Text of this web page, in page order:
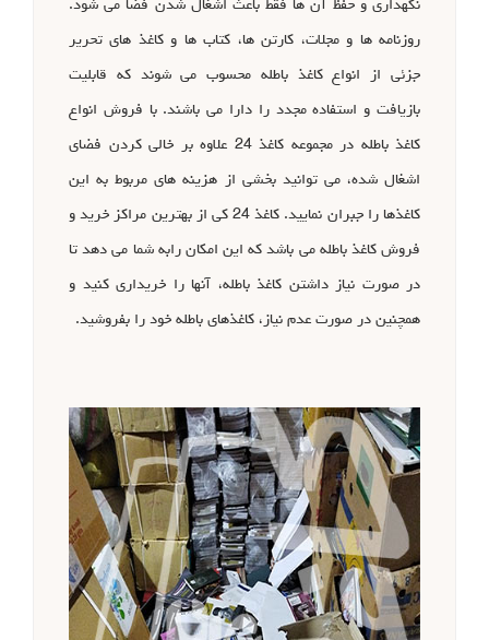
نگهداری و حفظ آن ها فقط باعث اشغال شدن فضا می شود.
روزنامه ها و مجلات، کارتن ها، کتاب ها و کاغذ های تحریر
جزئی از انواع کاغذ باطله محسوب می شوند که قابلیت
بازیافت و استفاده مجدد را دارا می باشند. با فروش انواع
کاغذ باطله در مجموعه کاغذ 24 علاوه بر خالی کردن فضای
اشغال شده، می توانید بخشی از هزینه های مربوط به این
کاغذها را جبران نمایید. کاغذ 24 کی از بهترین مراکز خرید و
فروش کاغذ باطله می باشد که این امکان رابه شما می دهد تا
در صورت نیاز داشتن کاغذ باطله، آنها را خریداری کنید و
همچنین در صورت عدم نیاز، کاغذهای باطله خود را بفروشید.